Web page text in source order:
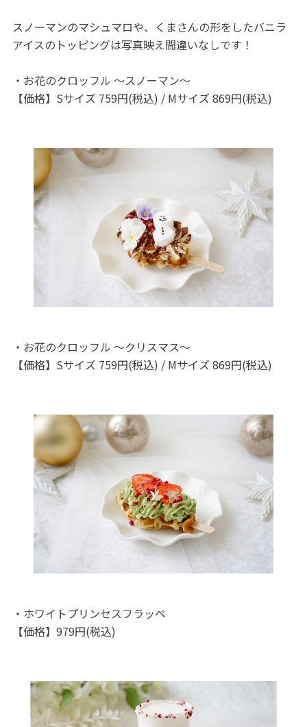
スノーマンのマシュマロや、くまさんの形をしたバニラ
アイスのトッピングは写真映え間違いなしです！
・お花のクロッフル ～スノーマン～
【価格】Sサイズ 759円(税込) / Mサイズ 869円(税込)
・お花のクロッフル ～クリスマス～
【価格】Sサイズ 759円(税込) / Mサイズ 869円(税込)
・ホワイトプリンセスフラッペ
【価格】979円(税込)